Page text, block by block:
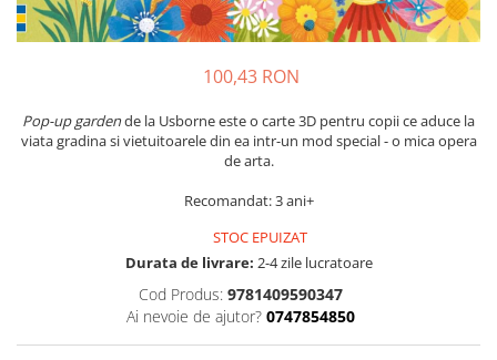
Supereroi
Vietuitoare marine, mari, oceane
100,43 RON
Pop-up gardende la Usborne este o carte 3D pentru copii ce aduce la
viata gradina si vietuitoarele din ea intr-un mod special - o mica opera
de arta.
Recomandat: 3 ani+
STOC EPUIZAT
Durata de livrare: 2-4 zile lucratoare
Cod Produs: 9781409590347
Ai nevoie de ajutor? 0747854850